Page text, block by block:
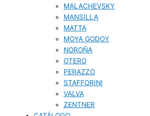
MALACHEVSKY
MANSILLA
MATTA
MOYA GODOY
NOROÑA
OTERO
PERAZZO
STAFFORINI
VALVA
ZENTNER